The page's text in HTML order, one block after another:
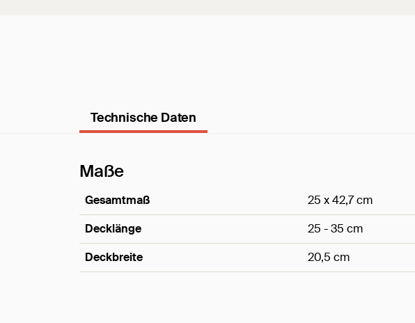
Technische Daten
Maße
Gesamtmaß
25 x 42,7 cm
Decklänge
25 - 35 cm
Deckbreite
20,5 cm